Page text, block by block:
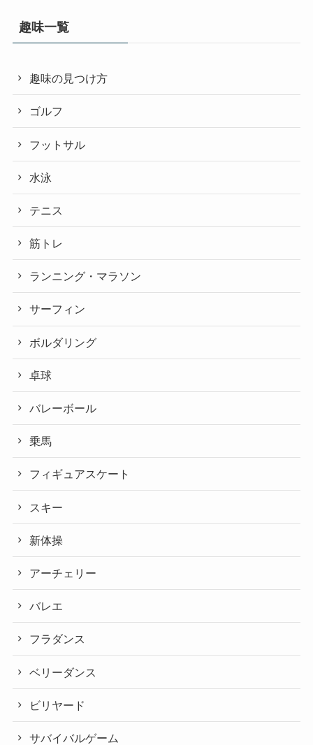
趣味一覧
趣味の見つけ方
ゴルフ
フットサル
水泳
テニス
筋トレ
ランニング・マラソン
サーフィン
ボルダリング
卓球
バレーボール
乗馬
フィギュアスケート
スキー
新体操
アーチェリー
バレエ
フラダンス
ベリーダンス
ビリヤード
サバイバルゲーム